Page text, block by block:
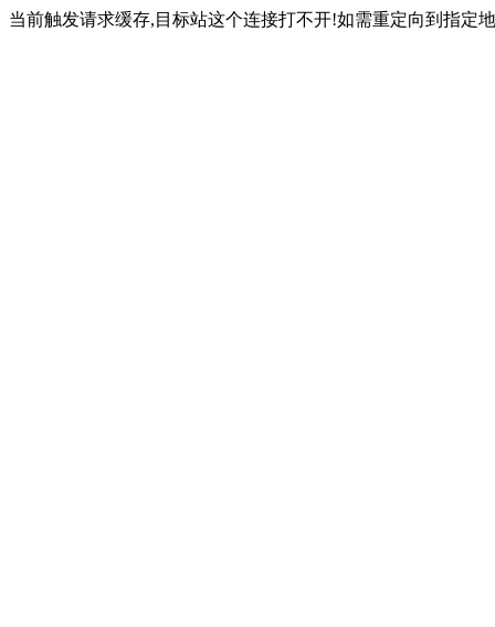
当前触发请求缓存,目标站这个连接打不开!如需重定向到指定